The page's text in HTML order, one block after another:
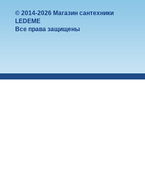
© 2014-2026 Магазин сантехники
LEDEME
Все права защищены